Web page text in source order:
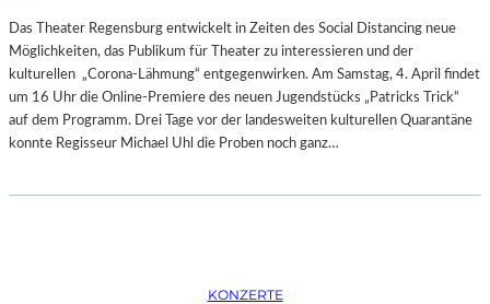
Das Theater Regensburg entwickelt in Zeiten des Social Distancing neue
Möglichkeiten, das Publikum für Theater zu interessieren und der
kulturellen „Corona-Lähmung“ entgegenwirken. Am Samstag, 4. April findet
um 16 Uhr die Online-Premiere des neuen Jugendstücks „Patricks Trick“
auf dem Programm. Drei Tage vor der landesweiten kulturellen Quarantäne
konnte Regisseur Michael Uhl die Proben noch ganz…
KONZERTE